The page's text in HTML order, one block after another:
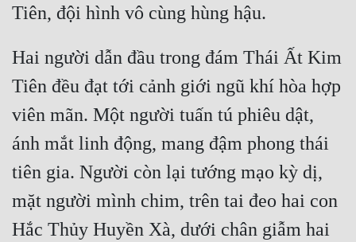
Dị Năng
Gia Đấu
Góc Nhìn Nam
Góc Nhìn Nữ
Huyền Huyễn
Huyền Nghi
Hai người dẫn đầu trong đám Thái Ất Kim
Tiên đều đạt tới cảnh giới ngũ khí hòa hợp
viên mãn. Một người tuấn tú phiêu dật,
ánh mắt linh động, mang đậm phong thái
tiên gia. Người còn lại tướng mạo kỳ dị,
mặt người mình chim, trên tai đeo hai con
Hắc Thủy Huyền Xà, dưới chân giẫm hai